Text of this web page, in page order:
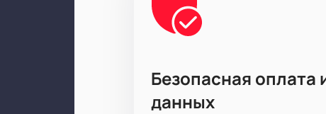
Безопасная оплата
данных